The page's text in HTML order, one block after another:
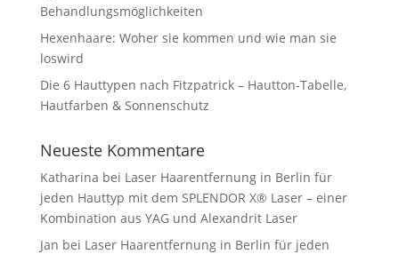
Behandlungsmöglichkeiten
Hexenhaare: Woher sie kommen und wie man sie
loswird
Die 6 Hauttypen nach Fitzpatrick – Hautton-Tabelle,
Hautfarben & Sonnenschutz
Neueste Kommentare
Katharina bei Laser Haarentfernung in Berlin für
jeden Hauttyp mit dem SPLENDOR X® Laser – einer
Kombination aus YAG und Alexandrit Laser
Jan bei Laser Haarentfernung in Berlin für jeden